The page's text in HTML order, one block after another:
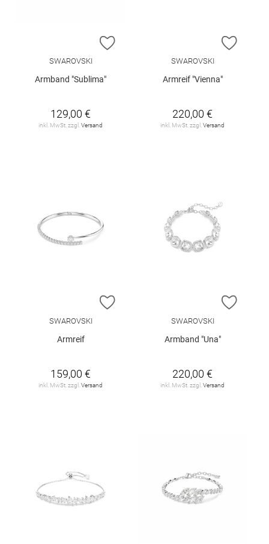
ZUR WUNSCHLISTE HINZUFÜGEN
SWAROVSKI
Armband "Sublima"
129,00 €
inkl. MwSt. zzgl. Versand
ZUR
SWAROVSKI
Armreif "Vienna"
220,00 €
inkl. MwSt. zzgl. Versand
ZUR WUNSCHLISTE HINZUFÜGEN
SWAROVSKI
Armreif
159,00 €
inkl. MwSt. zzgl. Versand
ZUR
SWAROVSKI
Armband "Una"
220,00 €
inkl. MwSt. zzgl. Versand